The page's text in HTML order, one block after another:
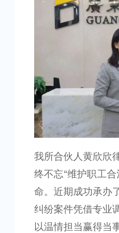
我所合伙人黄欣欣
终不忘“维护职工
命。近期成功承办
纠纷案件凭借专业
以温情担当赢得当